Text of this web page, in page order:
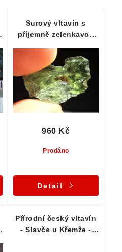
Surový vltavín s
příjemně zelenkavou
Prodáno
960 Kč
Detail
Přírodní český vltavín
- Slavče u Křemže -